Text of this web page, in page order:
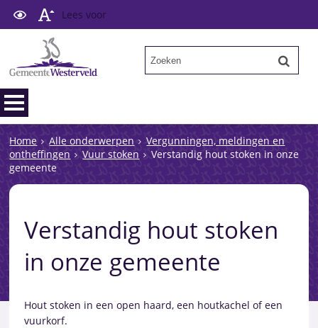
Lees voor
Home Alle onderwerpen
Vergunningen, meldingen en
ontheffingen
Vuur stoken
Verstandig hout stoken in onze
gemeente
Verstandig hout stoken
in onze gemeente
Hout stoken in een open haard, een houtkachel of een
vuurkorf.